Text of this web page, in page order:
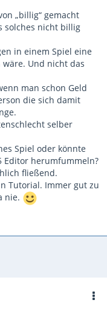
„billig“ gemacht
solches nicht billig
in einem Spiel eine
Und nicht das
man schon Geld
die sich damit
selber
Spiel oder könnte
Editor herumfummeln?
fließend.
Tutorial. Immer gut zu
nie.